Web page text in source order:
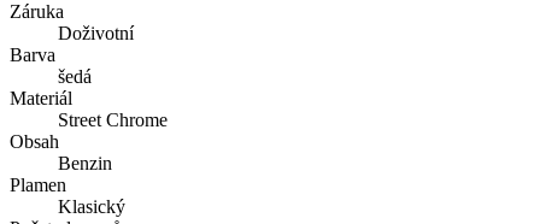
Záruka
Doživotní
Barva
šedá
Materiál
Street Chrome
Obsah
Benzin
Plamen
Klasický